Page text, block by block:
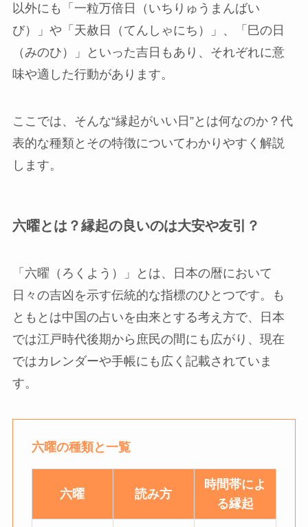
以外にも「一粒万倍日（いちりゅうまんばい
び）」や「天赦日（てんしゃにち）」、「巳の日
（みのひ）」といった吉日もあり、それぞれに意
味や適した行動があります。
ここでは、そんな“縁起がいい日”とは何なのか？代
表的な種類とその特徴についてわかりやすく解説
します。
六曜とは？縁起の良いのは大安や友引？
「六曜（ろくよう）」とは、日本の暦において
日々の吉凶を示す伝統的な指標のひとつです。も
ともとは中国の占いを由来とする考え方で、日本
では江戸時代後期から庶民の間にも広がり、現在
ではカレンダーや手帳にも広く記載されていま
す。
六曜の種類と一覧
六曜 読み方
時間帯によ
る縁起